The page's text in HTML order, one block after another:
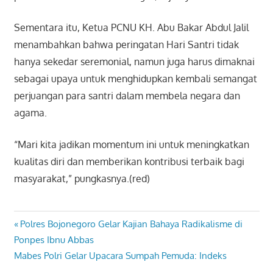
Sementara itu, Ketua PCNU KH. Abu Bakar Abdul Jalil
menambahkan bahwa peringatan Hari Santri tidak
hanya sekedar seremonial, namun juga harus dimaknai
sebagai upaya untuk menghidupkan kembali semangat
perjuangan para santri dalam membela negara dan
agama.
“Mari kita jadikan momentum ini untuk meningkatkan
kualitas diri dan memberikan kontribusi terbaik bagi
masyarakat,” pungkasnya.(red)
Navigasi
pos
Previous
Post:
Polres Bojonegoro Gelar Kajian Bahaya Radikalisme di
Ponpes Ibnu Abbas
Next
Mabes Polri Gelar Upacara Sumpah Pemuda: Indeks